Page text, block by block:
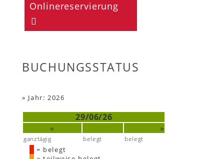
Onlinereservierung
BUCHUNGSSTATUS
» Jahr: 2026
29/06/26
«
»
ganztägig belegt belegt
= belegt